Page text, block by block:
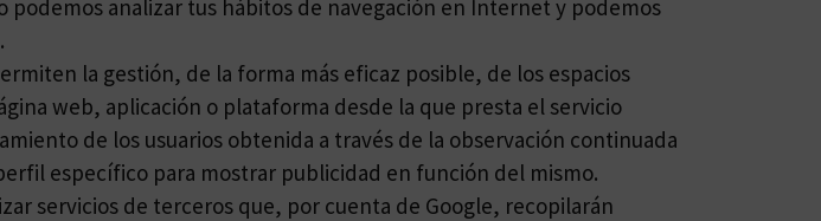
podemos analizar tus hábitos de navegación en Internet y podemos
la gestión, de la forma más eficaz posible, de los espacios
web, aplicación o plataforma desde la que presta el servicio
de los usuarios obtenida a través de la observación continuada
específico para mostrar publicidad en función del mismo.
servicios de terceros que, por cuenta de Google, recopilarán